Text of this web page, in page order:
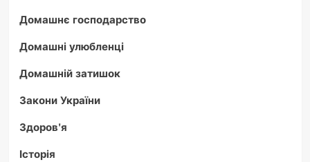
Домашнє господарство
Домашні улюбленці
Домашній затишок
Закони України
Здоров'я
Історія